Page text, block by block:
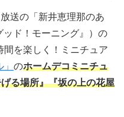
送の「新井恵理那のあ
ッド！モーニング』）の
間を楽しく！ミニチュア
のホームデコミニチュ
る場所』『坂の上の花屋